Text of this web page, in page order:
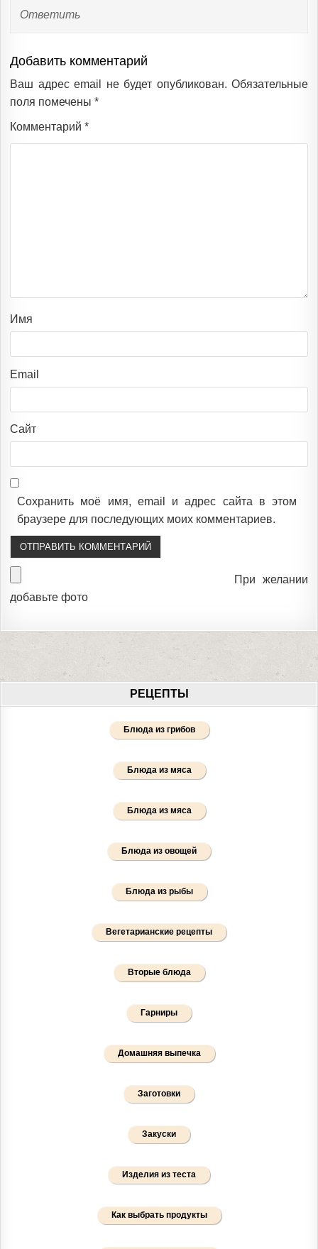
Ответить
Добавить комментарий
Ваш адрес email не будет опубликован. Обязательные
поля помечены *
Комментарий *
Имя
Email
Сайт
Сохранить моё имя, email и адрес сайта в этом
браузере для последующих моих комментариев.
При желании
добавьте фото
РЕЦЕПТЫ
Блюда из грибов
Блюда из мяса
Блюда из мяса
Блюда из овощей
Блюда из рыбы
Вегетарианские рецепты
Вторые блюда
Гарниры
Домашняя выпечка
Заготовки
Закуски
Изделия из теста
Как выбрать продукты